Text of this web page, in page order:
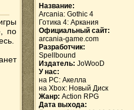
по
Название:
Arcania: Gothic 4
Готика 4: Аркания
Официальный сайт:
arcania-game.com
Разработчик:
Spellbound
Издатель: JoWooD
У нас:
на PC: Акелла
на Xbox: Новый Диск
Жанр: Action RPG
Дата выхода: